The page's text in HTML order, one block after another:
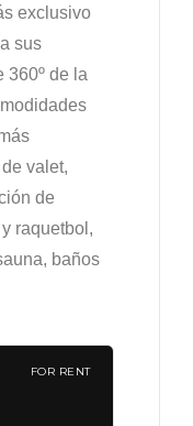
exclusivo
sus
360º de la
valet,
de
raquetbol,
baños
FOR RENT